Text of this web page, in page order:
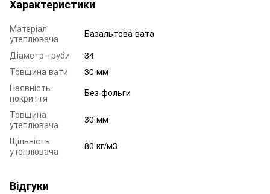
Характеристики
Матеріал
утеплювача
Базальтова вата
Діаметр труби
34
Товщина вати
30 мм
Наявність
покриття
Без фольги
Товщина
утеплювача
30 мм
Щільність
утеплювача
80 кг/м3
Відгуки